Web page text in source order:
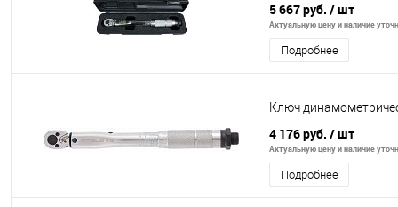
5 667 руб. / шт
Актуальную цену и наличие
Подробнее
Ключ
4 176 руб. / шт
Актуальную цену и наличие
Подробнее